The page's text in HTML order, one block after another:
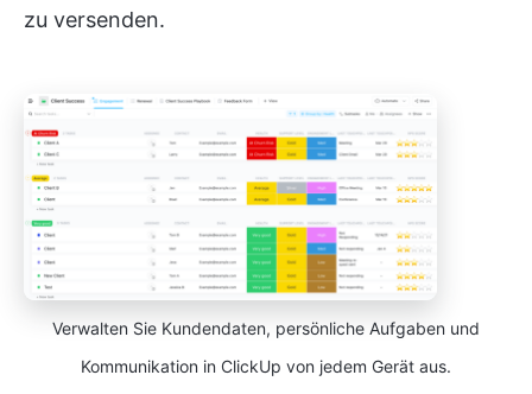
zu versenden.
Verwalten Sie Kundendaten, persönliche Aufgaben und
Kommunikation in ClickUp von jedem Gerät aus.